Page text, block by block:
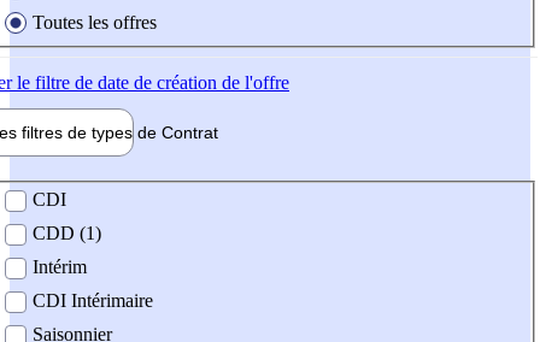
Toutes les offres
le filtre de date de création de l'offre
filtres de types de Contrat
contrat
CDI
CDD (1)
Intérim
CDI Intérimaire
Saisonnier